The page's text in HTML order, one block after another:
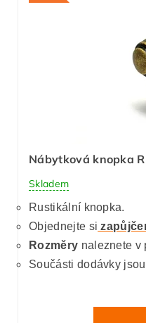
Nábytková knopka
Skladem
Rustikální knopka.
Objednejte si
Rozměry naleznete v
Součásti dodávky